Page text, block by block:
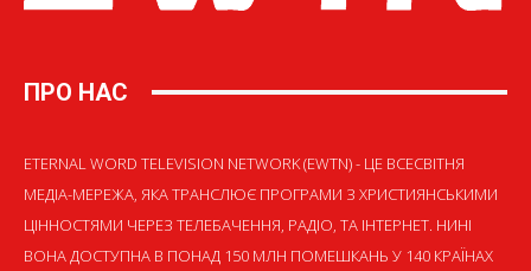
ПРО НАС
ETERNAL WORD TELEVISION NETWORK (EWTN) - ЦЕ ВСЕСВІТНЯ
МЕДІА-МЕРЕЖА, ЯКА ТРАНСЛЮЄ ПРОГРАМИ З ХРИСТИЯНСЬКИМИ
ЦІННОСТЯМИ ЧЕРЕЗ ТЕЛЕБАЧЕННЯ, РАДІО, ТА ІНТЕРНЕТ. НИНІ
ВОНА ДОСТУПНА В ПОНАД 150 МЛН ПОМЕШКАНЬ У 140 КРАЇНАХ